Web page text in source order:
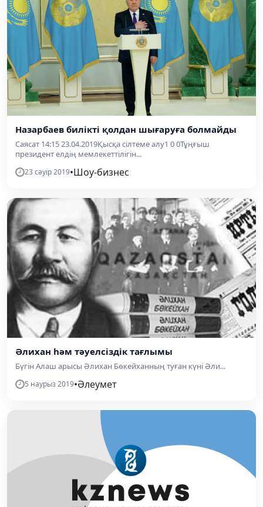
Назарбаев билікті қолдан шығаруға болмайды
Саясат 14:15 23.04.2019Қысқа сілтеме алу1 0 0Тұңғыш
президент елдің мемлекеттілігін...
23 сәуір 2019•Шоу-бизнес
Әлихан һәм тәуелсіздік тағлымы
Бүгін Алаш арысы Әлихан Бөкейханның туған күні Әли...
5 наурыз 2019•Әлеумет